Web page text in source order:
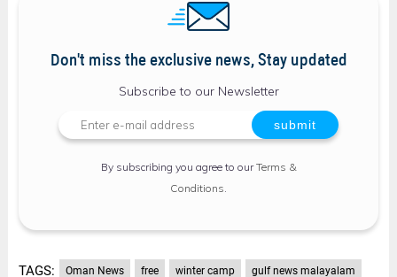
Don't miss the exclusive news, Stay updated
Subscribe to our Newsletter
By subscribing you agree to ourTerms &
Conditions
TAGS: Oman News free winter camp gulf news malayalam